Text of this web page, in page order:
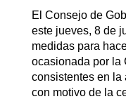
El Consejo de
este jueves, 8 de
medidas para
ocasionada por la
consistentes en la
con motivo de la